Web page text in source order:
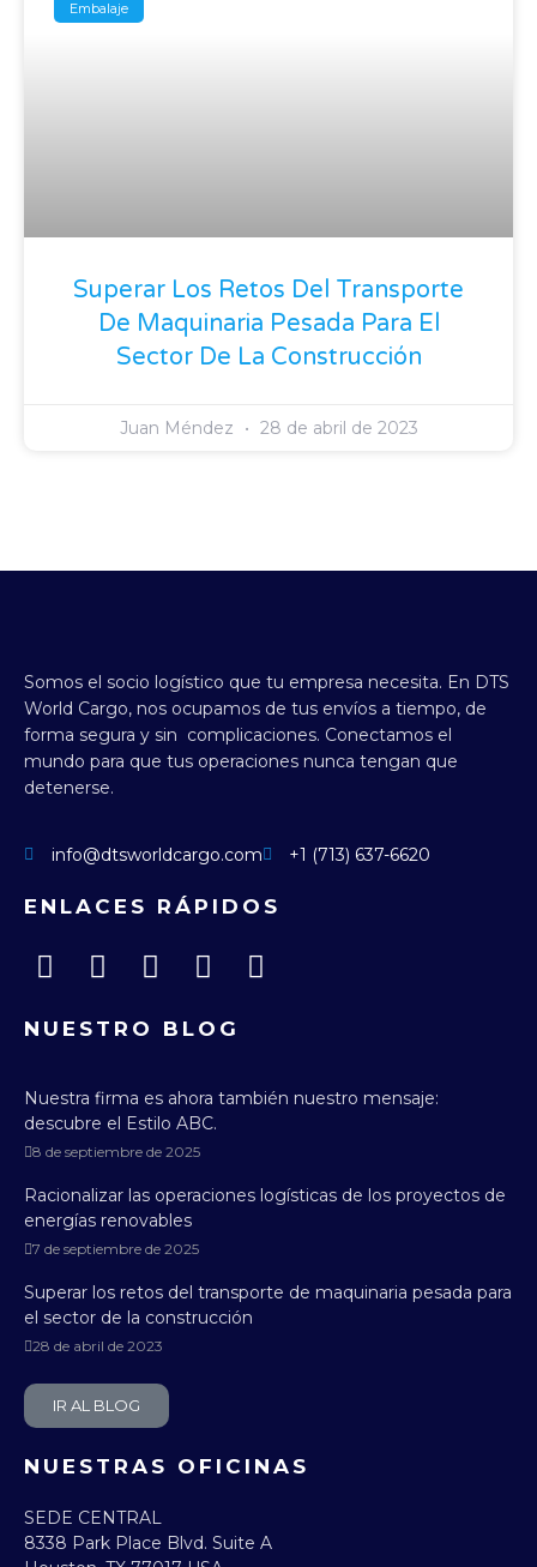
Embalaje
Superar Los Retos Del Transporte
De Maquinaria Pesada Para El
Sector De La Construcción
Juan Méndez 28 de abril de 2023
Somos el socio logístico que tu empresa necesita. En DTS
World Cargo, nos ocupamos de tus envíos a tiempo, de
forma segura y sin complicaciones. Conectamos el
mundo para que tus operaciones nunca tengan que
detenerse.
info@dtsworldcargo.com +1 (713) 637-6620
ENLACES RÁPIDOS
NUESTRO BLOG
Nuestra firma es ahora también nuestro mensaje:
descubre el Estilo ABC.
8 de septiembre de 2025
Racionalizar las operaciones logísticas de los proyectos de
energías renovables
7 de septiembre de 2025
Superar los retos del transporte de maquinaria pesada para
el sector de la construcción
28 de abril de 2023
IR AL BLOG
NUESTRAS OFICINAS
SEDE CENTRAL
8338 Park Place Blvd. Suite A